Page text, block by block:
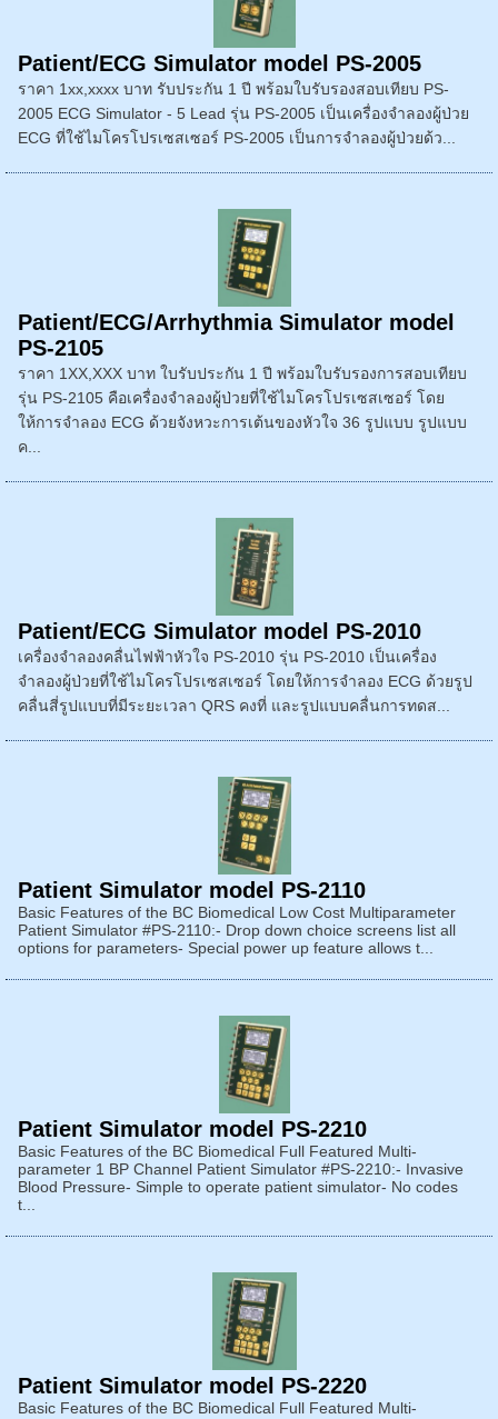
Patient/ECG Simulator model PS-2005
ราคา 1xx,xxxx บาท รับประกัน 1 ปี พร้อมใบรับรองสอบเทียบ PS-
2005 ECG Simulator - 5 Lead รุ่น PS-2005 เป็นเครื่องจำลองผู้ป่วย
ECG ที่ใช้ไมโครโปรเซสเซอร์ PS-2005 เป็นการจำลองผู้ป่วยด้ว...
Patient/ECG/Arrhythmia Simulator model
PS-2105
ราคา 1XX,XXX บาท ใบรับประกัน 1 ปี พร้อมใบรับรองการสอบเทียบ
รุ่น PS-2105 คือเครื่องจำลองผู้ป่วยที่ใช้ไมโครโปรเซสเซอร์ โดย
ให้การจำลอง ECG ด้วยจังหวะการเต้นของหัวใจ 36 รูปแบบ รูปแบบ
ค...
Patient/ECG Simulator model PS-2010
เครื่องจำลองคลื่นไฟฟ้าหัวใจ PS-2010 รุ่น PS-2010 เป็นเครื่อง
จำลองผู้ป่วยที่ใช้ไมโครโปรเซสเซอร์ โดยให้การจำลอง ECG ด้วยรูป
คลื่นสี่รูปแบบที่มีระยะเวลา QRS คงที่ และรูปแบบคลื่นการทดส...
Patient Simulator model PS-2110
Basic Features of the BC Biomedical Low Cost Multiparameter
Patient Simulator #PS-2110:- Drop down choice screens list all
options for parameters- Special power up feature allows t...
Patient Simulator model PS-2210
Basic Features of the BC Biomedical Full Featured Multi-
parameter 1 BP Channel Patient Simulator #PS-2210:- Invasive
Blood Pressure- Simple to operate patient simulator- No codes
t...
Patient Simulator model PS-2220
Basic Features of the BC Biomedical Full Featured Multi-